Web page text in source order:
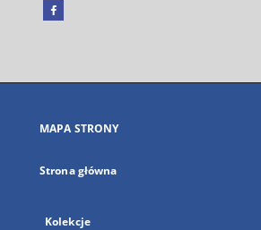
Facebook
się
karcie
MAPA STRONY
Strona główna
Kolekcje